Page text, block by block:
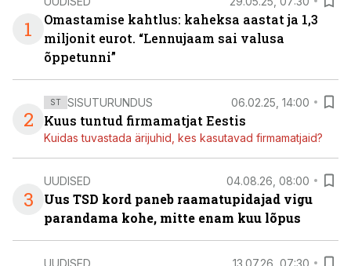
1
Omastamise kahtlus: kaheksa aastat ja 1,3
miljonit eurot. “Lennujaam sai valusa
õppetunni”
2
ST SISUTURUNDUS 06.02.25, 14:00
Kuus tuntud firmamatjat Eestis
Kuidas tuvastada ärijuhid, kes kasutavad firmamatjaid?
3
UUDISED 04.08.26, 08:00
Uus TSD kord paneb raamatupidajad vigu
parandama kohe, mitte enam kuu lõpus
UUDISED 13.07.26, 07:30